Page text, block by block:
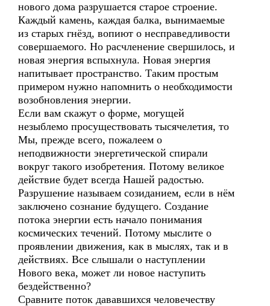
нового дома разрушается старое строение.
Каждый камень, каждая балка, вынимаемые
из старых гнёзд, вопиют о несправедливости
совершаемого. Но расчленение свершилось, и
новая энергия вспыхнула. Новая энергия
напитывает пространство. Таким простым
примером нужно напомнить о необходимости
возобновления энергии.
Если вам скажут о форме, могущей
незыблемо просуществовать тысячелетия, то
Мы, прежде всего, пожалеем о
неподвижности энергетической спирали
вокруг такого изобретения. Потому великое
действие будет всегда Нашей радостью.
Разрушение называем созиданием, если в нём
заключено сознание будущего. Создание
потока энергии есть начало понимания
космических течений. Потому мыслите о
проявлении движения, как в мыслях, так и в
действиях. Все слышали о наступлении
Нового века, может ли новое наступить
бездейственно?
Сравните поток дававшихся человечеству